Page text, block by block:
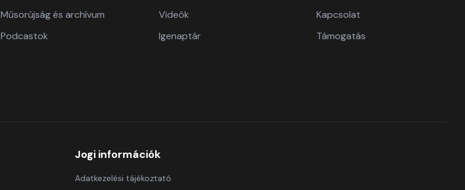
Műsorújság és archívum
Podcastok
Videók
Igenaptár
Kapcsolat
Támogatás
Jogi információk
Adatkezelési tájékoztató